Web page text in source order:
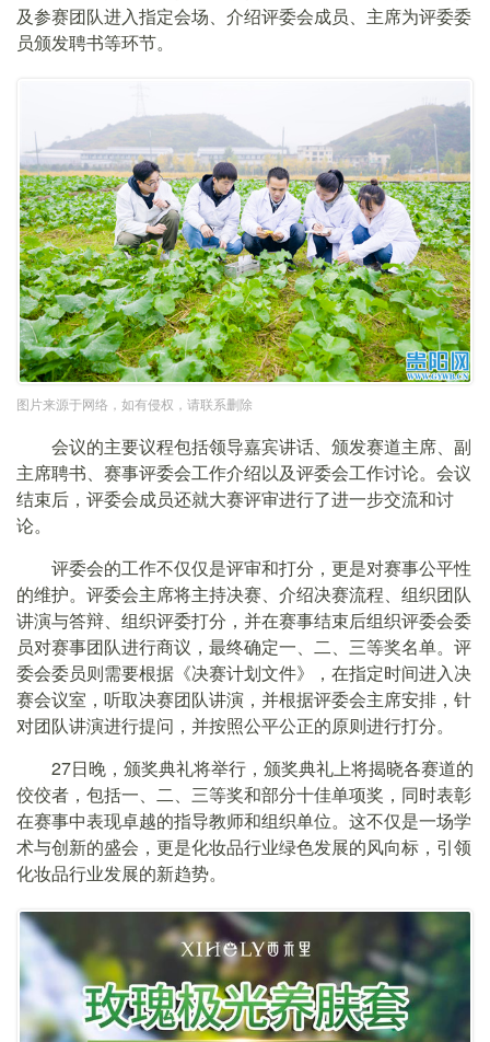
及参赛团队进入指定会场、介绍评委会成员、主席为评委委
员颁发聘书等环节。
图片来源于网络，如有侵权，请联系删除
会议的主要议程包括领导嘉宾讲话、颁发赛道主席、副
主席聘书、赛事评委会工作介绍以及评委会工作讨论。会议
结束后，评委会成员还就大赛评审进行了进一步交流和讨
论。
评委会的工作不仅仅是评审和打分，更是对赛事公平性
的维护。评委会主席将主持决赛、介绍决赛流程、组织团队
讲演与答辩、组织评委打分，并在赛事结束后组织评委会委
员对赛事团队进行商议，最终确定一、二、三等奖名单。评
委会委员则需要根据《决赛计划文件》，在指定时间进入决
赛会议室，听取决赛团队讲演，并根据评委会主席安排，针
对团队讲演进行提问，并按照公平公正的原则进行打分。
27日晚，颁奖典礼将举行，颁奖典礼上将揭晓各赛道的
佼佼者，包括一、二、三等奖和部分十佳单项奖，同时表彰
在赛事中表现卓越的指导教师和组织单位。这不仅是一场学
术与创新的盛会，更是化妆品行业绿色发展的风向标，引领
化妆品行业发展的新趋势。